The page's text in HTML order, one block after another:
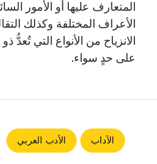
المتعارف عليها أو الأمور
الأعراف المختلفة وكذلك
الانزياح من الأنواع التي تُعدُّ
على حدٍ سواء.
الآداب الأدب العربي